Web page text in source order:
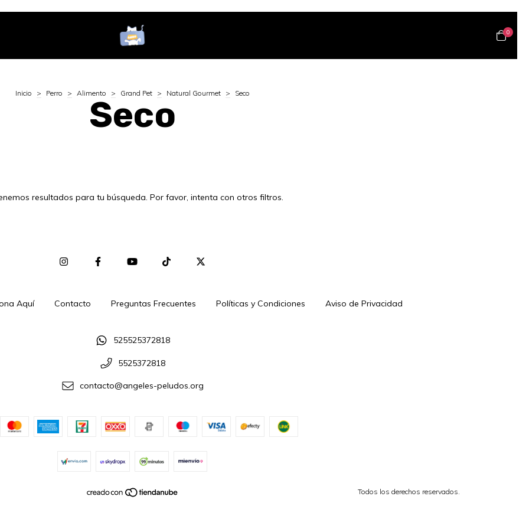
0
Inicio > Perro > Alimento > Grand Pet > Natural Gourmet > Seco
Seco
resultados para tu búsqueda. Por favor, intenta con otros filtros.
Aquí Contacto Preguntas Frecuentes Políticas y Condiciones Aviso de Privacidad
525525372818
5525372818
contacto@angeles-peludos.org
Todos los derechos reservados.